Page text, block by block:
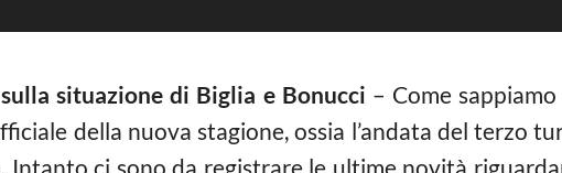
situazione di Biglia e Bonucci – Come
della nuova stagione, ossia l’andata del terzo
. Intanto ci sono da registrare le ultime novità